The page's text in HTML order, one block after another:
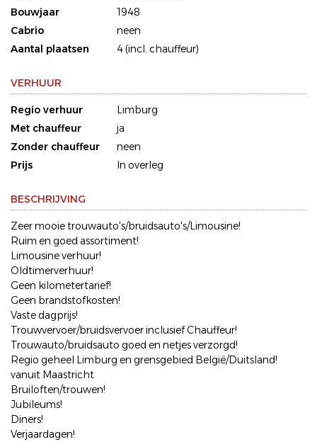
Bouwjaar
1948
Cabrio
neen
Aantal plaatsen
4 (incl. chauffeur)
VERHUUR
Regio verhuur
Limburg
Met chauffeur
ja
Zonder chauffeur
neen
Prijs
In overleg
BESCHRIJVING
Zeer mooie trouwauto's/bruidsauto's/Limousine!
Ruim en goed assortiment!
Limousine verhuur!
Oldtimerverhuur!
Geen kilometertarief!
Geen brandstofkosten!
Vaste dagprijs!
Trouwvervoer/bruidsvervoer inclusief Chauffeur!
Trouwauto/bruidsauto goed en netjes verzorgd!
Regio geheel Limburg en grensgebied België/Duitsland!
vanuit Maastricht
Bruiloften/trouwen!
Jubileums!
Diners!
Verjaardagen!